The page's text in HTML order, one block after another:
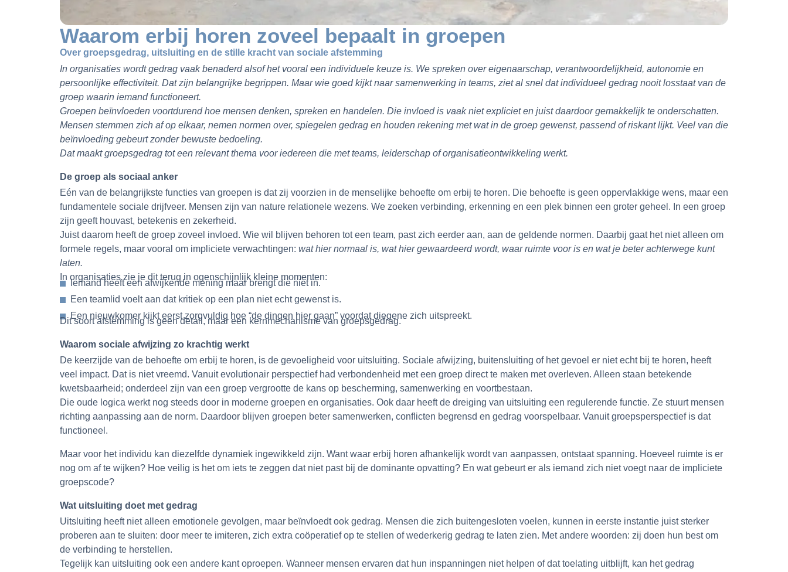
Waarom erbij horen zoveel bepaalt in groepen
Over groepsgedrag, uitsluiting en de stille kracht van sociale afstemming
In organisaties wordt gedrag vaak benaderd alsof het vooral een individuele keuze is. We spreken over eigenaarschap, verantwoordelijkheid, autonomie en
persoonlijke effectiviteit. Dat zijn belangrijke begrippen. Maar wie goed kijkt naar samenwerking in teams, ziet al snel dat individueel gedrag nooit losstaat van de
groep waarin iemand functioneert.
Groepen beïnvloeden voortdurend hoe mensen denken, spreken en handelen. Die invloed is vaak niet expliciet en juist daardoor gemakkelijk te onderschatten.
Mensen stemmen zich af op elkaar, nemen normen over, spiegelen gedrag en houden rekening met wat in de groep gewenst, passend of riskant lijkt. Veel van die
beïnvloeding gebeurt zonder bewuste bedoeling.
Dat maakt groepsgedrag tot een relevant thema voor iedereen die met teams, leiderschap of organisatieontwikkeling werkt.
De groep als sociaal anker
Eén van de belangrijkste functies van groepen is dat zij voorzien in de menselijke behoefte om erbij te horen. Die behoefte is geen oppervlakkige wens, maar een
fundamentele sociale drijfveer. Mensen zijn van nature relationele wezens. We zoeken verbinding, erkenning en een plek binnen een groter geheel. In een groep
zijn geeft houvast, betekenis en zekerheid.
Juist daarom heeft de groep zoveel invloed. Wie wil blijven behoren tot een team, past zich eerder aan, aan de geldende normen. Daarbij gaat het niet alleen om
formele regels, maar vooral om impliciete verwachtingen: wat hier normaal is, wat hier gewaardeerd wordt, waar ruimte voor is en wat je beter achterwege kunt
laten.
In organisaties zie je dit terug in ogenschijnlijk kleine momenten:
Iemand heeft een afwijkende mening maar brengt die niet in.
Een teamlid voelt aan dat kritiek op een plan niet echt gewenst is.
Een nieuwkomer kijkt eerst zorgvuldig hoe “de dingen hier gaan” voordat diegene zich uitspreekt.
Dit soort afstemming is geen detail, maar een kernmechanisme van groepsgedrag.
Waarom sociale afwijzing zo krachtig werkt
De keerzijde van de behoefte om erbij te horen, is de gevoeligheid voor uitsluiting. Sociale afwijzing, buitensluiting of het gevoel er niet echt bij te horen, heeft
veel impact. Dat is niet vreemd. Vanuit evolutionair perspectief had verbondenheid met een groep direct te maken met overleven. Alleen staan betekende
kwetsbaarheid; onderdeel zijn van een groep vergrootte de kans op bescherming, samenwerking en voortbestaan.
Die oude logica werkt nog steeds door in moderne groepen en organisaties. Ook daar heeft de dreiging van uitsluiting een regulerende functie. Ze stuurt mensen
richting aanpassing aan de norm. Daardoor blijven groepen beter samenwerken, conflicten begrensd en gedrag voorspelbaar. Vanuit groepsperspectief is dat
functioneel.
Maar voor het individu kan diezelfde dynamiek ingewikkeld zijn. Want waar erbij horen afhankelijk wordt van aanpassen, ontstaat spanning. Hoeveel ruimte is er
nog om af te wijken? Hoe veilig is het om iets te zeggen dat niet past bij de dominante opvatting? En wat gebeurt er als iemand zich niet voegt naar de impliciete
groepscode?
Wat uitsluiting doet met gedrag
Uitsluiting heeft niet alleen emotionele gevolgen, maar beïnvloedt ook gedrag. Mensen die zich buitengesloten voelen, kunnen in eerste instantie juist sterker
proberen aan te sluiten: door meer te imiteren, zich extra coöperatief op te stellen of wederkerig gedrag te laten zien. Met andere woorden: zij doen hun best om
de verbinding te herstellen.
Tegelijk kan uitsluiting ook een andere kant oproepen. Wanneer mensen ervaren dat hun inspanningen niet helpen of dat toelating uitblijft, kan het gedrag